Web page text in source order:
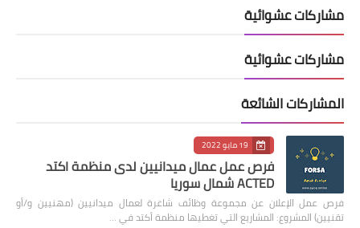
مشاركات عشوائية
مشاركات عشوائية
المشاركات الشائعة
19 مايو 2022
فرص عمل عمال ميدانيين لدى منظمة اكتد
ACTED شمال سوريا
فرص عمل الإعلان عن مجموعة وظائف شاغرة لعمال ميدانيين (مهنيين و/أو
تقنيين) المشروع: المشاريع التي تغطيها منظمة أكتد في …